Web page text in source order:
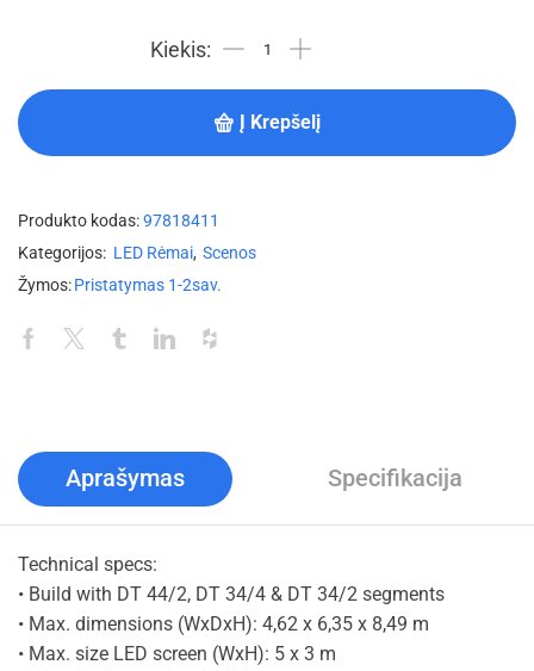
Į Krepšelį
Produkto kodas:97818411
Kategorijos: LED Rėmai, Scenos
Žymos:Pristatymas 1-2sav.
Aprašymas Specifikacija
Technical specs:
• Build with DT 44/2, DT 34/4 & DT 34/2 segments
• Max. dimensions (WxDxH): 4,62 x 6,35 x 8,49 m
• Max. size LED screen (WxH): 5 x 3 m